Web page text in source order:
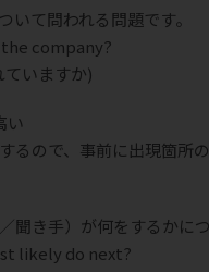
いて問われる問題です。
company?
いますか)
い
するので、事前に出現箇所
聞き手）が何をするかに
likely do next?